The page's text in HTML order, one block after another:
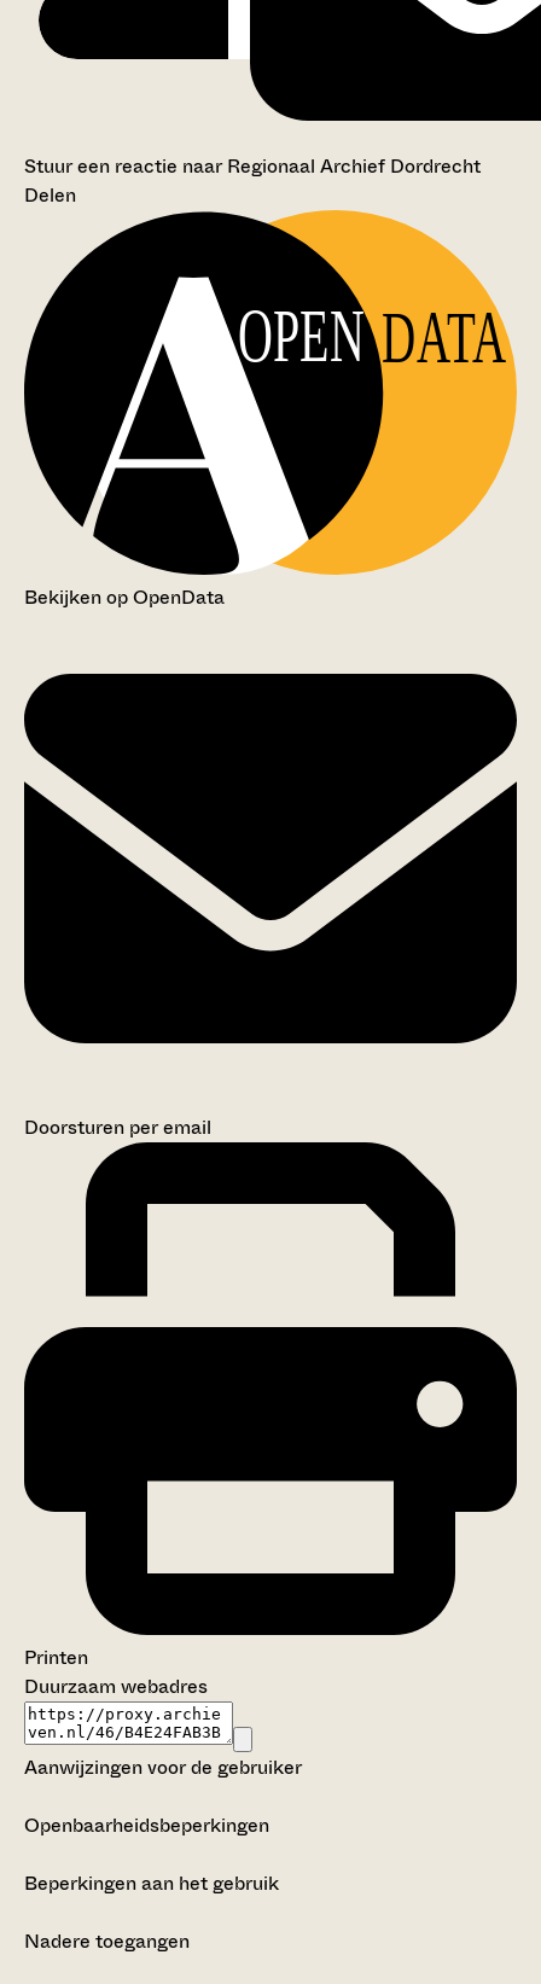
Stuur een reactie naar Regionaal Archief Dordrecht
Delen
OPEN DATA
Bekijken op OpenData
Doorsturen per email
Printen
Duurzaam webadres
Aanwijzingen voor de gebruiker
Openbaarheidsbeperkingen
Beperkingen aan het gebruik
Nadere toegangen